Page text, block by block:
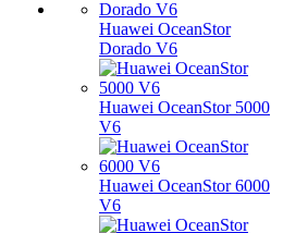
Huawei OceanStor
Dorado V6
Huawei OceanStor 5000
V6
Huawei OceanStor 6000
V6